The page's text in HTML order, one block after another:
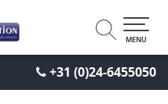
+31 (0)24-6455050
MENU